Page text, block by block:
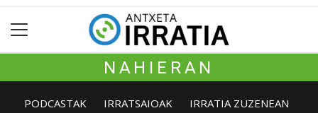
NAHIERAN
PODCASTAK IRRATSAIOAK IRRATIA ZUZENEAN